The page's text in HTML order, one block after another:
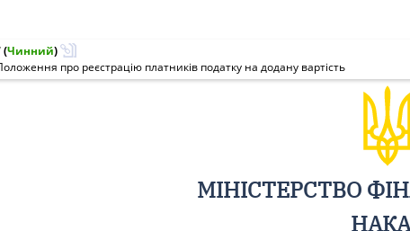
(Чинний)
про реєстрацію платників податку на додану вартість